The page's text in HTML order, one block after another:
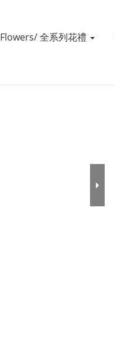
Flowers/ 全系列花禮